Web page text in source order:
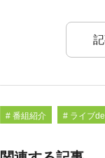
# 番組紹介 # ライブ